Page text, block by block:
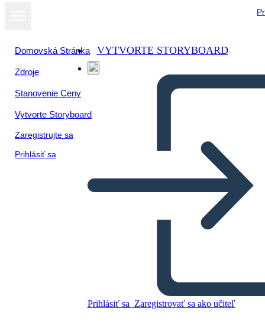
Domovská Stránka
Zdroje
Stanovenie Ceny
Vytvorte Storyboard
Zaregistrujte sa
Prihlásiť sa
VYTVORTE STORYBOARD
Prihlásiť sa Zaregistrovať sa ako učiteľ
Skopírujte tento Storyboard